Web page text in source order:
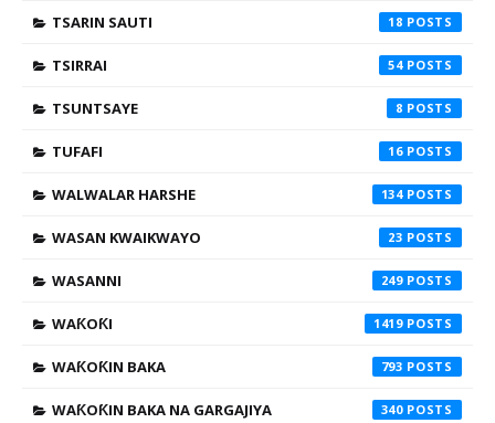
TSARIN SAUTI 18
TSIRRAI 54
TSUNTSAYE 8
TUFAFI 16
WALWALAR HARSHE 134
WASAN KWAIKWAYO 23
WASANNI 249
WAƘOƘI 1419
WAƘOƘIN BAKA 793
WAƘOƘIN BAKA NA GARGAJIYA 340